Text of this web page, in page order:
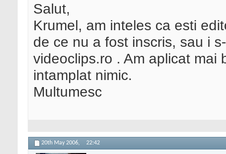
Salut,
Krumel, am inteles ca esti
de ce nu a fost inscris, sau i
videoclips.ro . Am aplicat mai
intamplat nimic.
Multumesc
20th May 2006, 22:42